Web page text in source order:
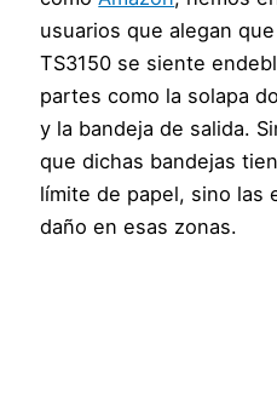
usuarios que alegan
TS3150 se siente
partes como la solapa
y la bandeja de salida.
que dichas bandejas
límite de papel, sino las
daño en esas zonas.